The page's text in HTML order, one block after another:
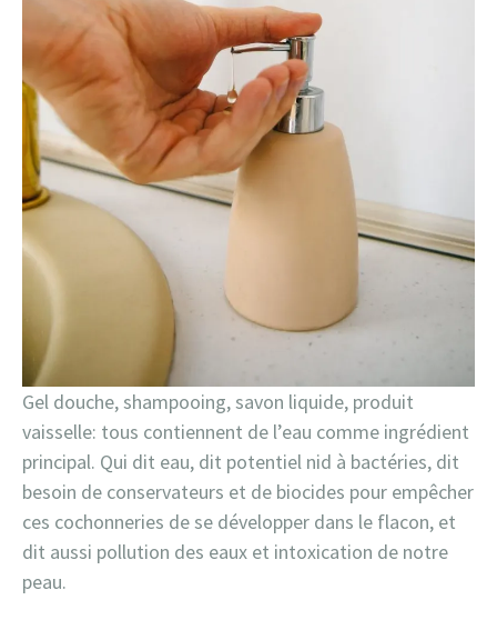
Gel douche, shampooing, savon liquide, produit
vaisselle: tous contiennent de l’eau comme ingrédient
principal. Qui dit eau, dit potentiel nid à bactéries, dit
besoin de conservateurs et de biocides pour empêcher
ces cochonneries de se développer dans le flacon, et
dit aussi pollution des eaux et intoxication de notre
peau.